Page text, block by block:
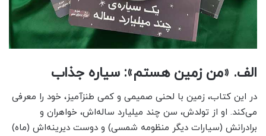
الف. «من زمین هستم»: سیاره جذاب
در این کتاب، زمین با لحنی صمیمی و کمی طنزآمیز، خود را معرفی
می‌کند. او از تولدش، سن چند میلیارد ساله‌اش، خواهران و
برادرانش (سیارات دیگر منظومه شمسی) و دوست دیرینه‌اش (ماه)